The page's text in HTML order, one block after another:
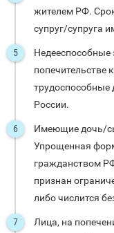
жителем РФ.
супруг/супруга
Недееспособные
попечительстве
трудоспособные
России.
Имеющие дочь/
Упрощенная
гражданством
признан
либо числится
Лица, на